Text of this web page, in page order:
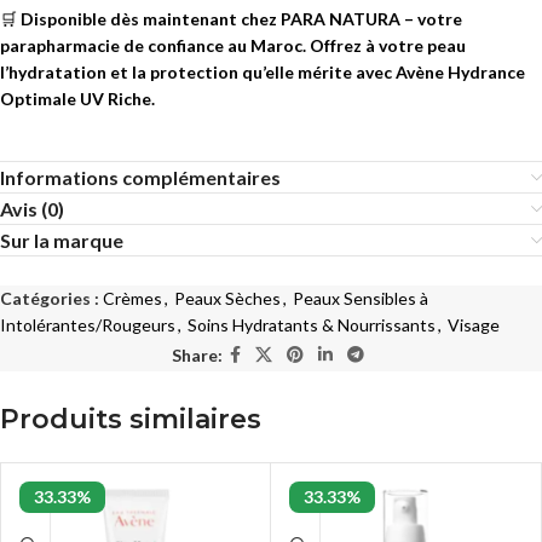
🛒 Disponible dès maintenant chez PARA NATURA – votre
parapharmacie de confiance au Maroc. Offrez à votre peau
l’hydratation et la protection qu’elle mérite avec Avène Hydrance
Optimale UV Riche.
Informations complémentaires
Avis (0)
Sur la marque
Catégories : Crèmes, Peaux Sèches, Peaux Sensibles à
Intolérantes/Rougeurs, Soins Hydratants & Nourrissants, Visage
Share:
Produits similaires
33.33% 33.33%